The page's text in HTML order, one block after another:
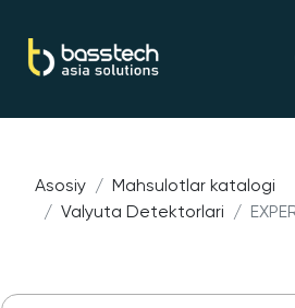
Asosiy
Mahsulotlar katalogi
Valyuta Detektorlari